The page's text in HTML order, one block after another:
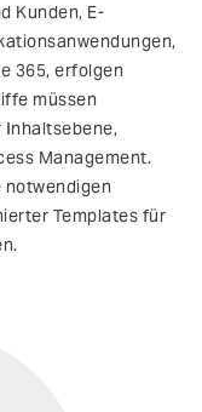
Kunden, E-
365, erfolgen
müssen
Inhaltsebene,
Management.
notwendigen
Templates für